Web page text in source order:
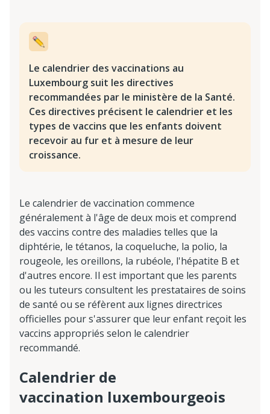
Le calendrier des vaccinations au
Luxembourg suit les directives
recommandées par le ministère de la Santé.
Ces directives précisent le calendrier et les
types de vaccins que les enfants doivent
recevoir au fur et à mesure de leur
croissance.
Le calendrier de vaccination commence
généralement à l'âge de deux mois et comprend
des vaccins contre des maladies telles que la
diphtérie, le tétanos, la coqueluche, la polio, la
rougeole, les oreillons, la rubéole, l'hépatite B et
d'autres encore. Il est important que les parents
ou les tuteurs consultent les prestataires de soins
de santé ou se réfèrent aux lignes directrices
officielles pour s'assurer que leur enfant reçoit les
vaccins appropriés selon le calendrier
recommandé.
Calendrier de
vaccination luxembourgeois